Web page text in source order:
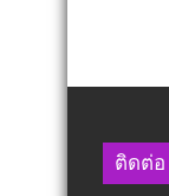
ติดต่